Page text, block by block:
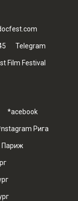
Telegram
Film Festival
*acebook
Рига
Париж